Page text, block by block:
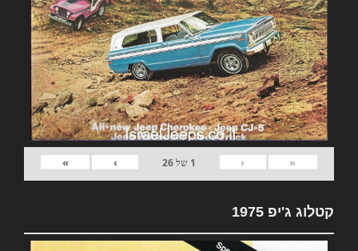
«
‹
1 של26
›
»
קטלוג ג'יפ 1975